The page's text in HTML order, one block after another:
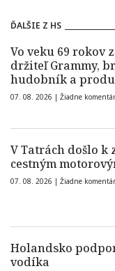
ĎALŠIE Z HS
Vo veku 69 rokov
držiteľ Grammy,
hudobník a
07. 08. 2026 | Žiadne
V Tatrách došlo k
cestným
07. 08. 2026 | Žiadne
Holandsko
vodíka